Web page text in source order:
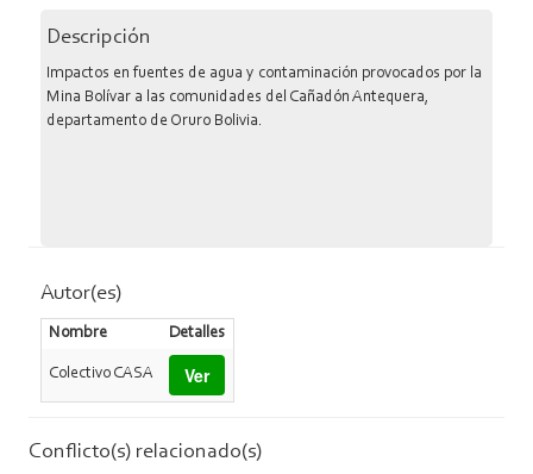
Descripción
Impactos en fuentes de agua y contaminación provocados por la
Mina Bolívar a las comunidades del Cañadón Antequera,
departamento de Oruro Bolivia.
Autor(es)
Nombre Detalles
Colectivo CASA Ver
Conflicto(s) relacionado(s)